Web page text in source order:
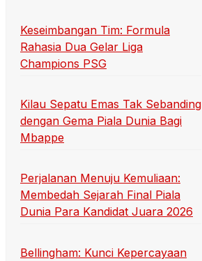
Keseimbangan Tim: Formula
Rahasia Dua Gelar Liga
Champions PSG
Kilau Sepatu Emas Tak Sebanding
dengan Gema Piala Dunia Bagi
Mbappe
Perjalanan Menuju Kemuliaan:
Membedah Sejarah Final Piala
Dunia Para Kandidat Juara 2026
Bellingham: Kunci Kepercayaan